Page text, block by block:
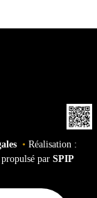
• Réalisation :
propulsé par SPIP